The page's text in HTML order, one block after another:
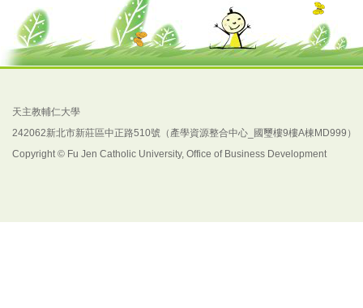
天主教輔仁大學
242062新北市新莊區中正路510號（產學資源整合中心_國璽樓9樓A棟MD999）
Copyright © Fu Jen Catholic University, Office of Business Development